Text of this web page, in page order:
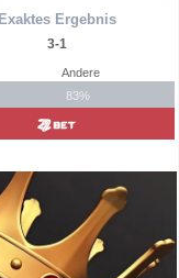
Exaktes Ergebnis
3-1
Andere
83%